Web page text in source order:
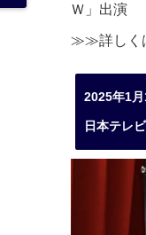
Ｗ」出演
≫≫詳しく
2025年1
日本テレ